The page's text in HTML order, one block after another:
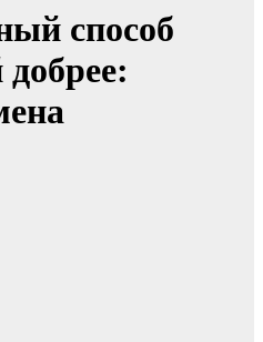
способ